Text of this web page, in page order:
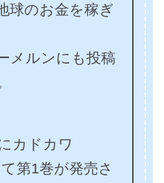
球のお金を稼ぎ
メルンにも投稿
カドカワ
第1巻が発売さ